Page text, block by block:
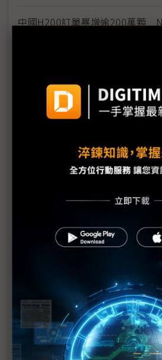
中國H200訂單暴增逾200萬顆
川普10萬美元H-1B簽證費用爭
魏哲家自嘲含淚打造台積美廠
如何綁住晶圓代工龍頭手腳
新的逆襲之路？ 業者估未來
未蒙其利先受其害 美國製造業
H200效能翻6倍、價格增3成
豐田目標2026全球生產破千萬
電動車放緩影響